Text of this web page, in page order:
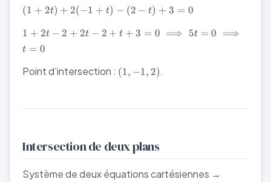
(1+2t)
+
2(-1+t)
- (2-t)
+ 3 = 0
(1 + 2t) + 2(−1 + t) − (2 − t) + 3 = 0
1+2t -
2+2t -
2+t + 3
= 0
\implies
1 + 2t − 2 + 2t − 2 + t + 3 = 0 ⟹ 5t = 0 ⟹
t = 0
Point d’intersection : (1,
-1,
(1, −1, 2).
Intersection de deux plans
Système de deux équations cartésiennes →